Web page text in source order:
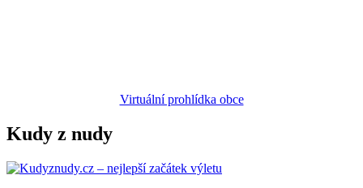
Virtuální prohlídka obce
Kudy z nudy